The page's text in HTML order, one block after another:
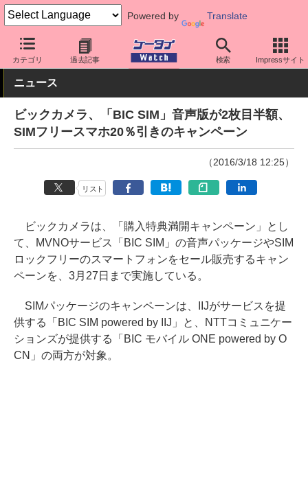
Powered by Translate
カテゴリ 過去記事 検索 Impressサイト
ケータイ Watch 格安スマホ/格安SIM 格安SIM/MVNO 料金プ
ニュース
ビックカメラ、「BIC SIM」音声版が2枚目半額、
SIMフリースマホ20％引きのキャンペーン
（2016/3/18 12:25）
リスト
ビックカメラは、「購入特典満開キャンペーン」とし
て、MVNOサービス「BIC SIM」の音声パッケージやSIM
ロックフリーのスマートフォンをセール販売するキャン
ペーンを、3月27日まで実施している。
SIMパッケージのキャンペーンは、IIJがサービスを提
供する「BIC SIM powered by IIJ」と、NTTコミュニケー
ションズが提供する「BIC モバイル ONE powered by O
CN」の両方が対象。